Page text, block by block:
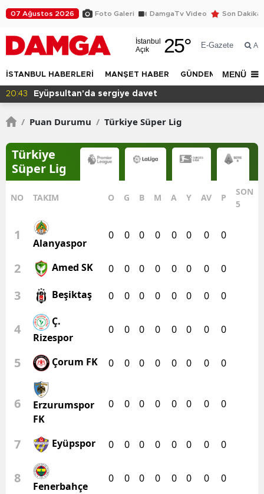
07 Ağustos 2026 Foto Galeri DamgaTv Video Son Dakika
İstanbul
Açık
25° E-Gazete Ara
İSTANBUL HABERLERİ MANŞET HABER GÜNDEM DÜNYA
MENÜ
20:43 Eyüpsultan'da sergiye davet
/ Puan Durumu / Türkiye Süper Lig
Türkiye
Süper Lig
NO TAKIM O G B M A Y AV P
SON
5
1
Alanyaspor
0 0 0 0 0 0 0 0
2 Amed SK 0 0 0 0 0 0 0 0
3 Beşiktaş 0 0 0 0 0 0 0 0
4
Ç.
Rizespor
0 0 0 0 0 0 0 0
5 Çorum FK 0 0 0 0 0 0 0 0
6
Erzurumspor
FK
0 0 0 0 0 0 0 0
7 Eyüpspor 0 0 0 0 0 0 0 0
8
Fenerbahçe
0 0 0 0 0 0 0 0